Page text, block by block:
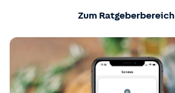
Zum Ratgeberbereich